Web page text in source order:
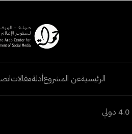
الرئيسيةعن المشروعأدلةمقالات